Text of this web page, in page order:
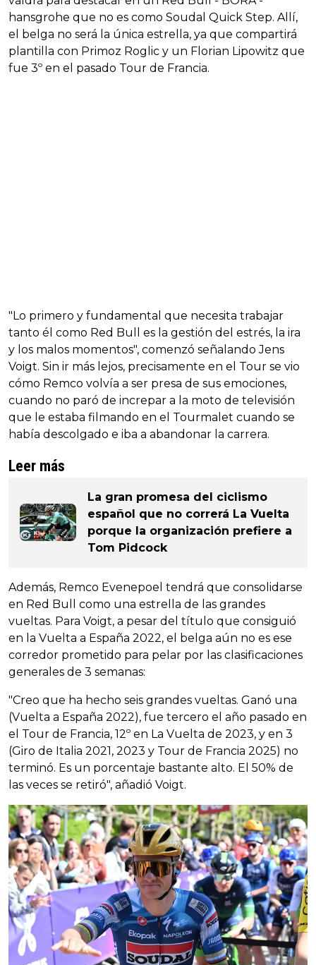
hansgrohe que no es como Soudal Quick Step. Allí,
el belga no será la única estrella, ya que compartirá
plantilla con Primoz Roglic y un Florian Lipowitz que
fue 3º en el pasado Tour de Francia.
"Lo primero y fundamental que necesita trabajar
tanto él como Red Bull es la gestión del estrés, la ira
y los malos momentos", comenzó señalando Jens
Voigt. Sin ir más lejos, precisamente en el Tour se vio
cómo Remco volvía a ser presa de sus emociones,
cuando no paró de increpar a la moto de televisión
que le estaba filmando en el Tourmalet cuando se
había descolgado e iba a abandonar la carrera.
Leer más
La gran promesa del ciclismo
español que no correrá La Vuelta
porque la organización prefiere a
Tom Pidcock
Además, Remco Evenepoel tendrá que consolidarse
en Red Bull como una estrella de las grandes
vueltas. Para Voigt, a pesar del título que consiguió
en la Vuelta a España 2022, el belga aún no es ese
corredor prometido para pelar por las clasificaciones
generales de 3 semanas:
"Creo que ha hecho seis grandes vueltas. Ganó una
(Vuelta a España 2022), fue tercero el año pasado en
el Tour de Francia, 12º en La Vuelta de 2023, y en 3
(Giro de Italia 2021, 2023 y Tour de Francia 2025) no
terminó. Es un porcentaje bastante alto. El 50% de
las veces se retiró", añadió Voigt.